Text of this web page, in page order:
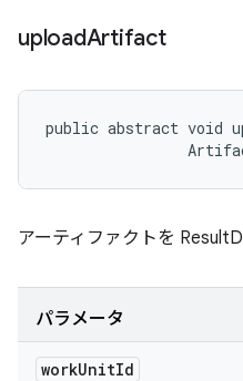
uploadArtifact
public abstract void
アーティファクトを
パラメータ
workUnitId